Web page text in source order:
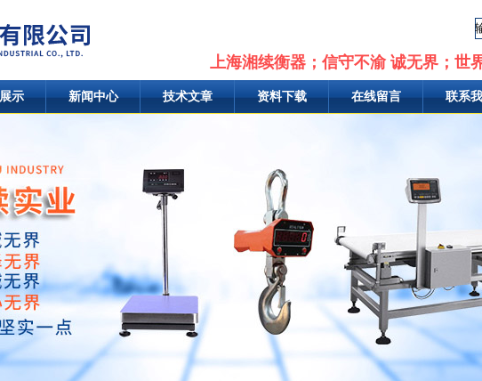
上海湘续衡器；信守不渝 诚无界；世
示 新闻中心 技术文章 资料下载 在线留言 联系